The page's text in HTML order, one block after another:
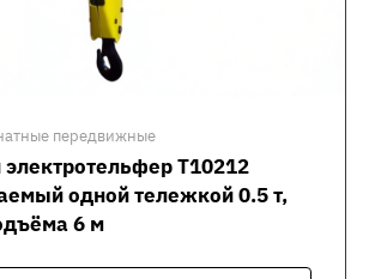
передвижные
Т10212
одной тележкой 0.5 т,
6 м